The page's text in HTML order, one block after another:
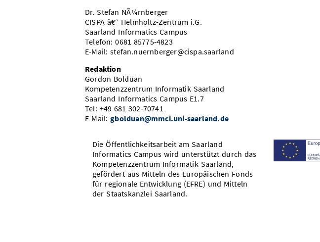
Dr. Stefan NÃ¼rnberger
CISPA â€“ Helmholtz-Zentrum i.G.
Saarland Informatics Campus
Telefon: 0681 85775-4823
E-Mail: stefan.nuernberger@cispa.saarland
Redaktion
Gordon Bolduan
Kompetenzzentrum Informatik Saarland
Saarland Informatics Campus E1.7
Tel: +49 681 302-70741
E-Mail:gbolduan@mmci.uni-saarland.de
Die Öffentlichkeitsarbeit am Saarland
Informatics Campus wird unterstützt durch das
Kompetenzzentrum Informatik Saarland,
gefördert aus Mitteln des Europäischen Fonds
für regionale Entwicklung (EFRE) und Mitteln
der Staatskanzlei Saarland.